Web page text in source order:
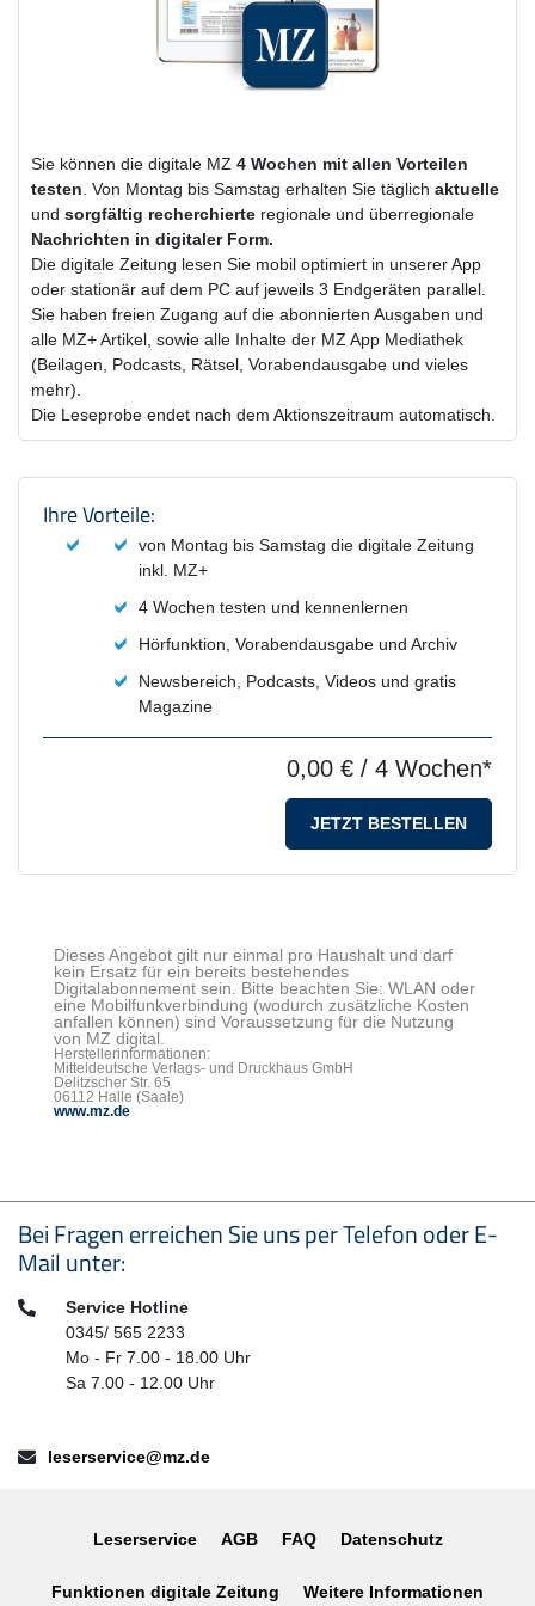
Sie können die digitale MZ 4 Wochen mit allen Vorteilen
testen. Von Montag bis Samstag erhalten Sie täglich aktuelle
und sorgfältig recherchierte regionale und überregionale
Nachrichten in digitaler Form.
Die digitale Zeitung lesen Sie mobil optimiert in unserer App
oder stationär auf dem PC auf jeweils 3 Endgeräten parallel.
Sie haben freien Zugang auf die abonnierten Ausgaben und
alle MZ+ Artikel, sowie alle Inhalte der MZ App Mediathek
(Beilagen, Podcasts, Rätsel, Vorabendausgabe und vieles
mehr).
Die Leseprobe endet nach dem Aktionszeitraum automatisch.
Produktzusammenfassung und
Ihre Vorteile:
von Montag bis Samstag die digitale Zeitung
inkl. MZ+
4 Wochen testen und kennenlernen
Hörfunktion, Vorabendausgabe und Archiv
Newsbereich, Podcasts, Videos und gratis
Magazine
0,00 € / 4 Wochen*
JETZT BESTELLEN
Dieses Angebot gilt nur einmal pro Haushalt und darf
kein Ersatz für ein bereits bestehendes
Digitalabonnement sein. Bitte beachten Sie: WLAN oder
eine Mobilfunkverbindung (wodurch zusätzliche Kosten
anfallen können) sind Voraussetzung für die Nutzung
von MZ digital.
Herstellerinformationen:
Mitteldeutsche Verlags- und Druckhaus GmbH
Delitzscher Str. 65
06112 Halle (Saale)
www.mz.de
Seitenfußbereich
Bei Fragen erreichen Sie uns per Telefon oder E-
Mail unter:
Telefon:Service Hotline
0345/ 565 2233
Mo - Fr 7.00 - 18.00 Uhr
Sa 7.00 - 12.00 Uhr
E-Mail:leserservice@mz.de
Leserservice AGB FAQ Datenschutz
Funktionen digitale Zeitung Weitere Informationen